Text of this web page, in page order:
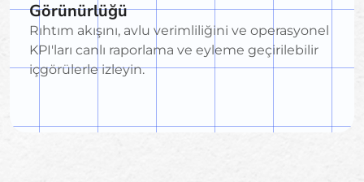
Görünürlüğü
Rıhtım akışını, avlu verimliliğini ve operasyonel
KPI'ları canlı raporlama ve eyleme geçirilebilir
içgörülerle izleyin.